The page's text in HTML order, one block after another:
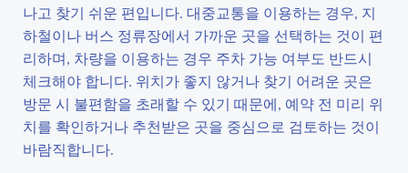
나고 찾기 쉬운 편입니다. 대중교통을 이용하는 경우, 지
하철이나 버스 정류장에서 가까운 곳을 선택하는 것이 편
리하며, 차량을 이용하는 경우 주차 가능 여부도 반드시
체크해야 합니다. 위치가 좋지 않거나 찾기 어려운 곳은
방문 시 불편함을 초래할 수 있기 때문에, 예약 전 미리 위
치를 확인하거나 추천받은 곳을 중심으로 검토하는 것이
바람직합니다.